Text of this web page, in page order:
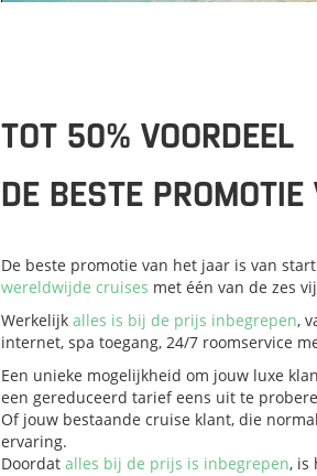
TOT 50% VOORDEEL
DE BESTE
​De beste promotie van het jaar is van
wereldwijde cruises met één van de zes
Werkelijk alles is bij de prijs inbegrepen,
internet, spa toegang, 24/7 roomservice
Een unieke mogelijkheid om jouw luxe
een gereduceerd tarief eens uit te
Of jouw bestaande cruise klant, die
ervaring.
Doordat alles bij de prijs is inbegrepen, is